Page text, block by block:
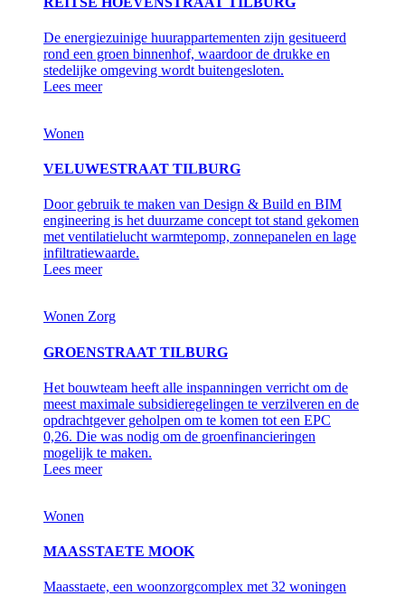
De energiezuinige huurappartementen zijn gesitueerd
rond een groen binnenhof, waardoor de drukke en
stedelijke omgeving wordt buitengesloten.
Lees meer
Wonen
VELUWESTRAAT TILBURG
Door gebruik te maken van Design & Build en BIM
engineering is het duurzame concept tot stand gekomen
met ventilatielucht warmtepomp, zonnepanelen en lage
infiltratiewaarde.
Lees meer
Wonen Zorg
GROENSTRAAT TILBURG
Het bouwteam heeft alle inspanningen verricht om de
meest maximale subsidieregelingen te verzilveren en de
opdrachtgever geholpen om te komen tot een EPC
0,26. Die was nodig om de groenfinancieringen
mogelijk te maken.
Lees meer
Wonen
MAASSTAETE MOOK
Maasstaete, een woonzorgcomplex met 32 woningen